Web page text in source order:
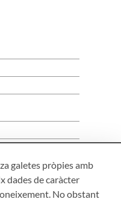
galetes pròpies amb
dades de caràcter
No obstant